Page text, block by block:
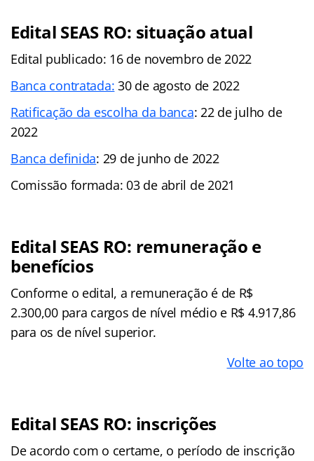
Edital SEAS RO: situação atual
Edital publicado: 16 de novembro de 2022
Banca contratada: 30 de agosto de 2022
Ratificação da escolha da banca: 22 de julho de
2022
Banca definida: 29 de junho de 2022
Comissão formada: 03 de abril de 2021
Edital SEAS RO: remuneração e
benefícios
Conforme o edital, a remuneração é de R$
2.300,00 para cargos de nível médio e R$ 4.917,86
para os de nível superior.
Volte ao topo
Edital SEAS RO: inscrições
De acordo com o certame, o período de inscrição